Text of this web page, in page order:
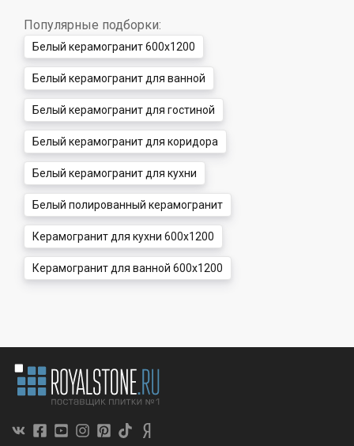
Популярные подборки:
Белый керамогранит 600x1200
Белый керамогранит для ванной
Белый керамогранит для гостиной
Белый керамогранит для коридора
Белый керамогранит для кухни
Белый полированный керамогранит
Керамогранит для кухни 600x1200
Керамогранит для ванной 600x1200